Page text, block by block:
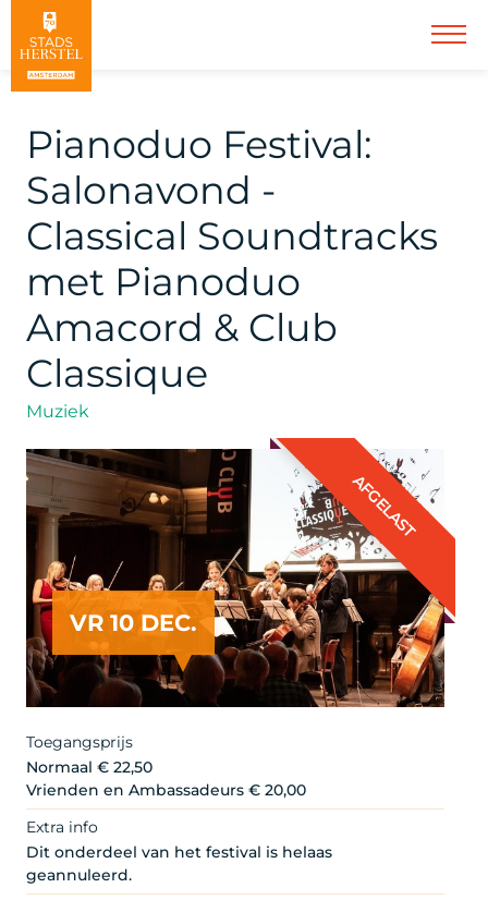
Pianoduo Festival:
Salonavond -
Classical Soundtracks
met Pianoduo
Amacord & Club
Classique
Muziek
VR 10 DEC.
AFGELAST
Toegangsprijs
Normaal € 22,50
Vrienden en Ambassadeurs € 20,00
Extra info
Dit onderdeel van het festival is helaas
geannuleerd.